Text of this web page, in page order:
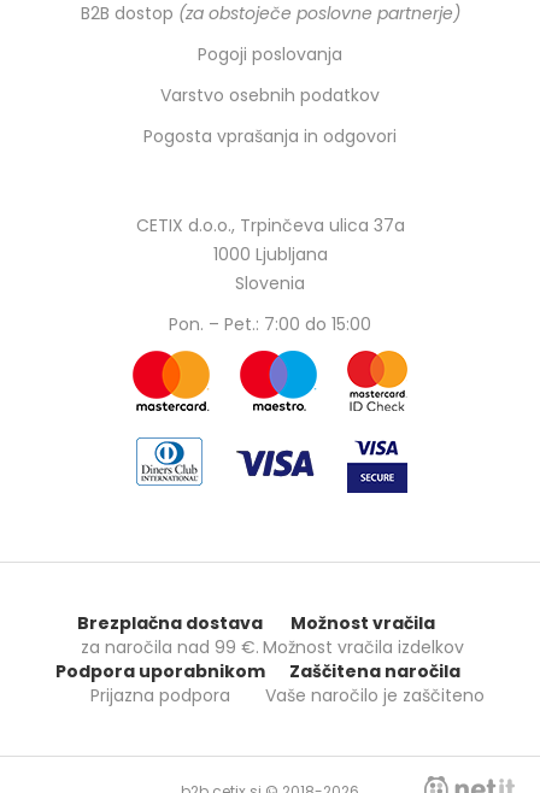
B2B dostop (za obstoječe poslovne partnerje)
Pogoji poslovanja
Varstvo osebnih podatkov
Pogosta vprašanja in odgovori
CETIX d.o.o., Trpinčeva ulica 37a
1000 Ljubljana
Slovenia
Pon. – Pet.: 7:00 do 15:00
Brezplačna dostava
za naročila nad 99 €.
Možnost vračila
Možnost vračila izdelkov
Podpora uporabnikom
Prijazna podpora
Zaščitena naročila
Vaše naročilo je zaščiteno